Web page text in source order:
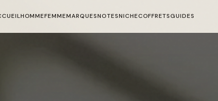
HOMMEFEMMEMARQUESNOTESNICHECOFFRETSGUIDES